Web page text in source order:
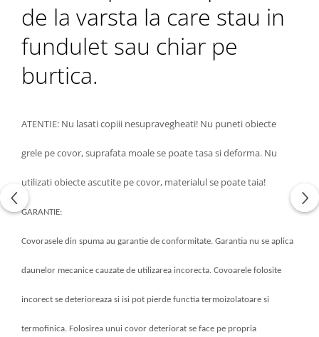
de la varsta la care stau in
fundulet sau chiar pe
burtica.
ATENTIE: Nu lasati copiii nesupravegheati! Nu puneti obiecte
grele pe covor, suprafata moale se poate tasa si deforma. Nu
utilizati obiecte ascutite pe covor, materialul se poate taia!
GARANTIE:
Covorasele din spuma au garantie de conformitate. Garantia nu se aplica
daunelor mecanice cauzate de utilizarea incorecta. Covoarele folosite
incorect se deterioreaza si isi pot pierde functia termoizolatoare si
termofinica. Folosirea unui covor deteriorat se face pe propria